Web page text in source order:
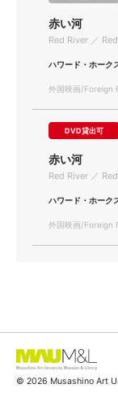
赤い河
Red River ／
ハワード・ホーク
外国映画/Foreign
DVD貸出可
赤い河
Red River ／
ハワード・ホーク
外国映画/Foreign
© 2026 Musashino Art